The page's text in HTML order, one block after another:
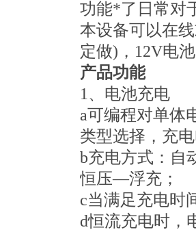
功能*了日常对
本设备可以在
定做)，12V电
产品功能
1、电池充电
a可编程对单体
类型选择，充
b充电方式：自
恒压—浮充；
c当满足充电时
d恒流充电时，